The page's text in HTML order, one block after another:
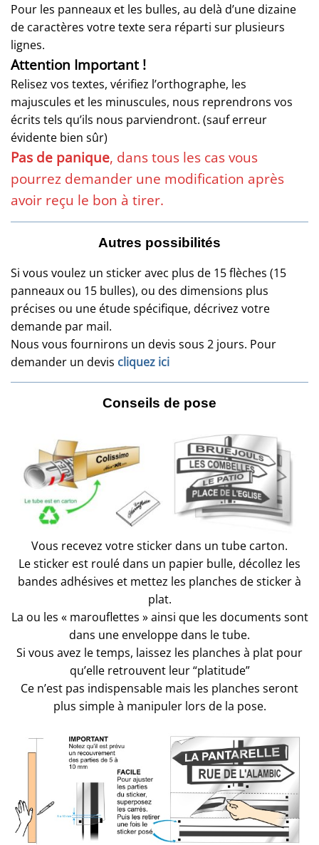
Pour les panneaux et les bulles, au delà d’une dizaine
de caractères votre texte sera réparti sur plusieurs
lignes.
Attention Important !
Relisez vos textes, vérifiez l’orthographe, les
majuscules et les minuscules, nous reprendrons vos
écrits tels qu’ils nous parviendront. (sauf erreur
évidente bien sûr)
Pas de panique, dans tous les cas vous
pourrez demander une modification après
avoir reçu le bon à tirer.
Autres possibilités
Si vous voulez un sticker avec plus de 15 flèches (15
panneaux ou 15 bulles), ou des dimensions plus
précises ou une étude spécifique, décrivez votre
demande par mail.
Nous vous fournirons un devis sous 2 jours. Pour
demander un devis cliquez ici
Conseils de pose
Vous recevez votre sticker dans un tube carton.
Le sticker est roulé dans un papier bulle, décollez les
bandes adhésives et mettez les planches de sticker à
plat.
La ou les « marouflettes » ainsi que les documents sont
dans une enveloppe dans le tube.
Si vous avez le temps, laissez les planches à plat pour
qu’elle retrouvent leur “platitude”
Ce n’est pas indispensable mais les planches seront
plus simple à manipuler lors de la pose.